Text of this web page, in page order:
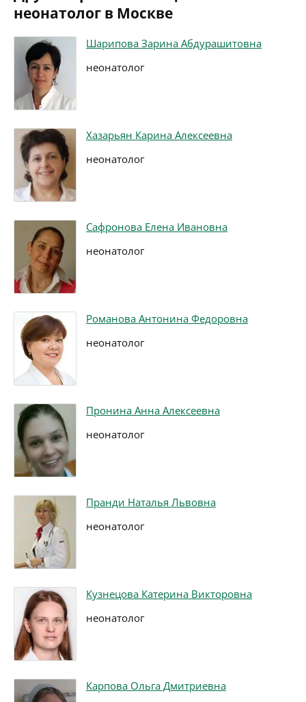
неонатолог в Москве
Шарипова Зарина Абдурашитовна
неонатолог
Хазарьян Карина Алексеевна
неонатолог
Сафронова Елена Ивановна
неонатолог
Романова Антонина Федоровна
неонатолог
Пронина Анна Алексеевна
неонатолог
Пранди Наталья Львовна
неонатолог
Кузнецова Катерина Викторовна
неонатолог
Карпова Ольга Дмитриевна